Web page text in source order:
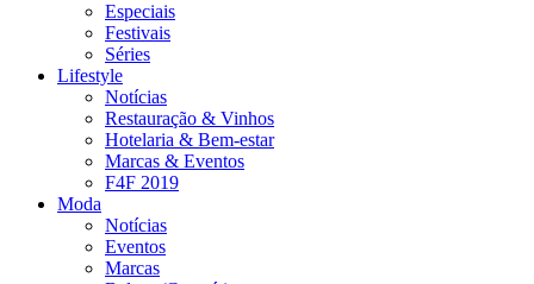
Especiais
Festivais
Séries
Lifestyle
Notícias
Restauração & Vinhos
Hotelaria & Bem-estar
Marcas & Eventos
F4F 2019
Moda
Notícias
Eventos
Marcas